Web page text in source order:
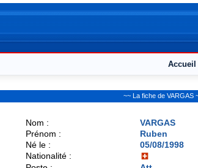
Accueil
~~ La fiche de VARGAS
Nom :
VARGAS
Prénom :
Ruben
Né le :
05/08/1998
Nationalité :